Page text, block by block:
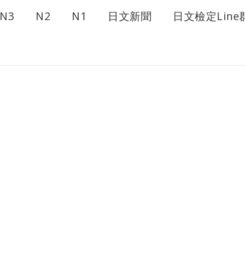
N3 N2 N1 日文新聞 日文檢定Line